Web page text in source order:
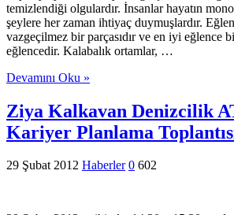
temizlendiği olgulardır. İnsanlar hayatın
şeylere her zaman ihtiyaç duymuşlardır.
vazgeçilmez bir parçasıdır ve en iyi eğlence
eğlencedir. Kalabalık ortamlar, …
Devamını Oku »
Ziya Kalkavan Denizcilik
Kariyer Planlama
29 Şubat 2012 Haberler 0 602